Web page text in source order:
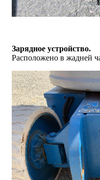
Зарядное устройство.
Расположено в жадней